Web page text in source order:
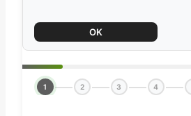
OK
1 2 3 4